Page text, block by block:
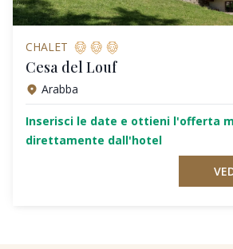
CHALET
Cesa del Louf
Arabba
Inserisci le date e ottieni l'offerta
direttamente dall'hotel